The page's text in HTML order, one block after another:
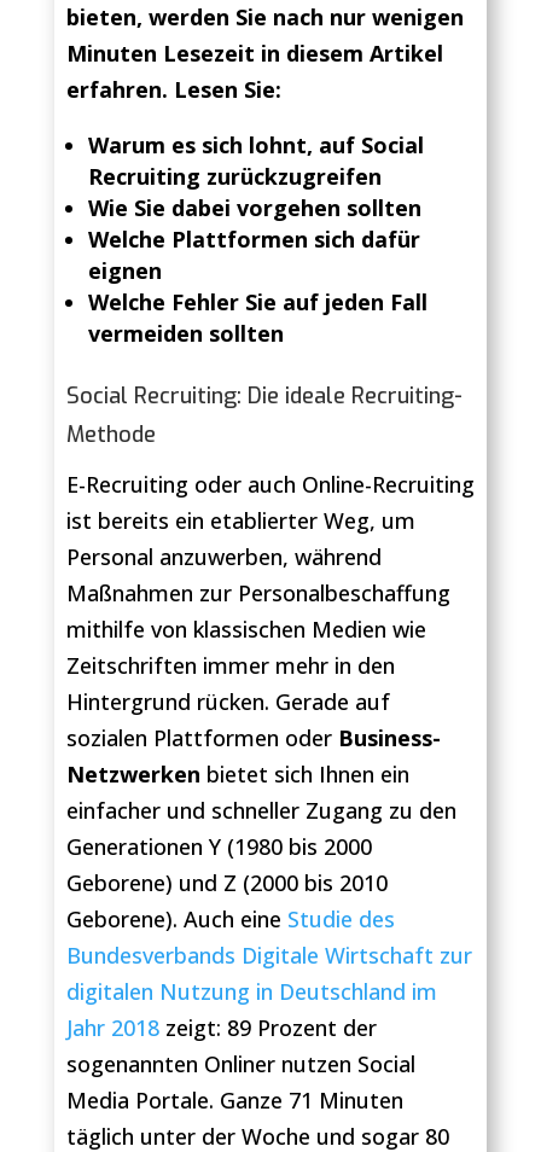
bieten, werden Sie nach nur wenigen
Minuten Lesezeit in diesem Artikel
erfahren. Lesen Sie:
Warum es sich lohnt, auf Social
Recruiting zurückzugreifen
Wie Sie dabei vorgehen sollten
Welche Plattformen sich dafür
eignen
Welche Fehler Sie auf jeden Fall
vermeiden sollten
Social Recruiting: Die ideale Recruiting-
Methode
E-Recruiting oder auch Online-Recruiting
ist bereits ein etablierter Weg, um
Personal anzuwerben, während
Maßnahmen zur Personalbeschaffung
mithilfe von klassischen Medien wie
Zeitschriften immer mehr in den
Hintergrund rücken. Gerade auf
sozialen Plattformen oder Business-
Netzwerken bietet sich Ihnen ein
einfacher und schneller Zugang zu den
Generationen Y (1980 bis 2000
Geborene) und Z (2000 bis 2010
Geborene). Auch eine Studie des
Bundesverbands Digitale Wirtschaft zur
digitalen Nutzung in Deutschland im
Jahr 2018zeigt: 89 Prozent der
sogenannten Onliner nutzen Social
Media Portale. Ganze 71 Minuten
täglich unter der Woche und sogar 80